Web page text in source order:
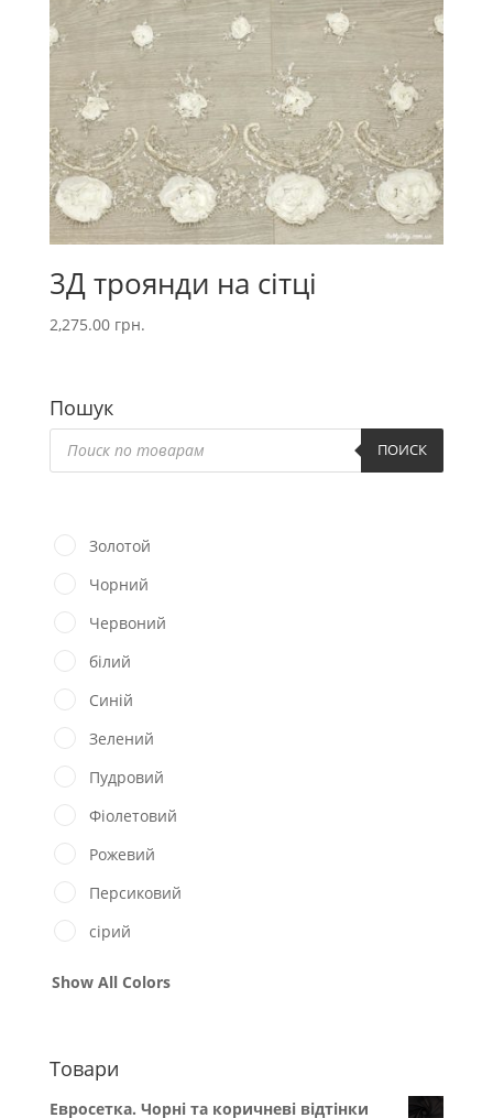
3Д троянди на сітці
2,275.00 грн.
Пошук
Пошук
товарів ПОИСК
Золотой
Чорний
Червоний
білий
Синій
Зелений
Пудровий
Фіолетовий
Рожевий
Персиковий
сірий
Show All Colors
Товари
Евросетка. Чорні та коричневі відтінки